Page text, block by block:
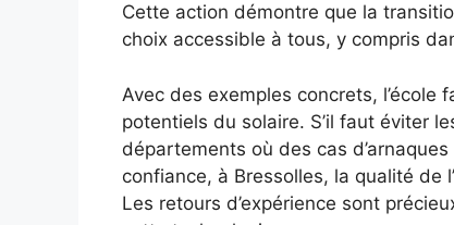
Cette action démontre que la
choix accessible à tous, y compris
Avec des exemples concrets,
potentiels du solaire. S’il faut éviter
départements où des cas
confiance, à Bressolles, la qualité de
Les retours d’expérience sont